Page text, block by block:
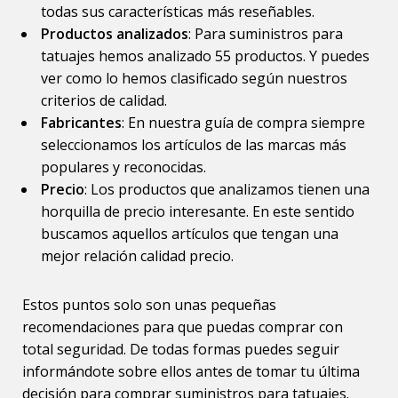
todas sus características más reseñables.
Productos analizados: Para suministros para
tatuajes hemos analizado 55 productos. Y puedes
ver como lo hemos clasificado según nuestros
criterios de calidad.
Fabricantes: En nuestra guía de compra siempre
seleccionamos los artículos de las marcas más
populares y reconocidas.
Precio: Los productos que analizamos tienen una
horquilla de precio interesante. En este sentido
buscamos aquellos artículos que tengan una
mejor relación calidad precio.
Estos puntos solo son unas pequeñas
recomendaciones para que puedas comprar con
total seguridad. De todas formas puedes seguir
informándote sobre ellos antes de tomar tu última
decisión para comprar suministros para tatuajes.